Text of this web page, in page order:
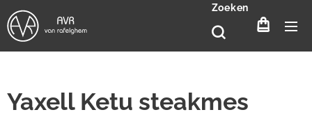
Zoeken
Yaxell Ketu steakmes